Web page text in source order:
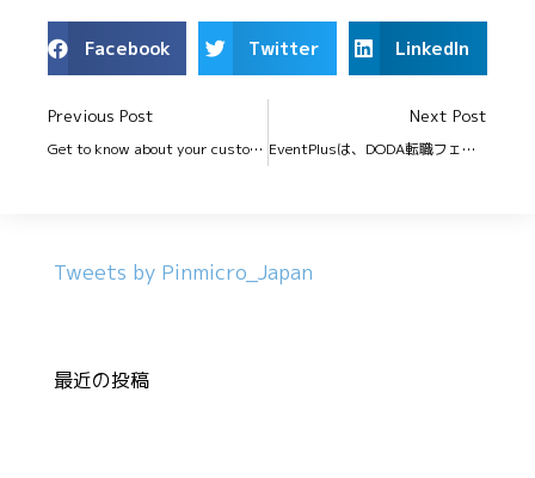
Facebook Twitter LinkedIn
Previous Post
Get to know about your customers in advance
Next Post
EventPlusは、DODA転職フェアの全国の会場で採用されています。
Tweets by Pinmicro_Japan
最近の投稿